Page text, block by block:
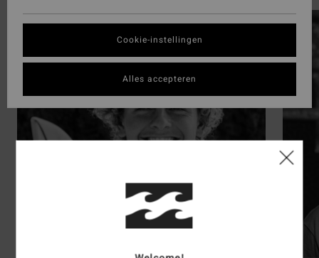
Cookie-instellingen
Alles accepteren